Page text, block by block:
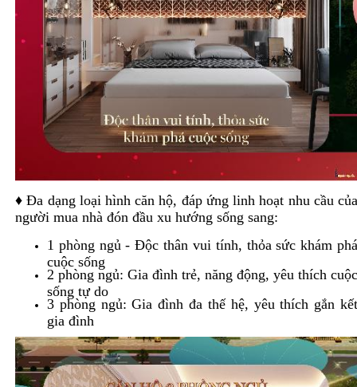
♦ Đa dạng loại hình căn hộ, đáp ứng linh hoạt nhu cầu
người mua nhà đón đầu xu hướng sống sang:
1 phòng ngủ - Độc thân vui tính, thỏa sức khám
cuộc sống
2 phòng ngủ: Gia đình trẻ, năng động, yêu thích
sống tự do
3 phòng ngủ: Gia đình đa thế hệ, yêu thích gắn
gia đình